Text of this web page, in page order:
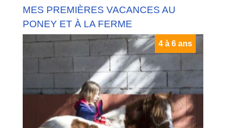
MES PREMIÈRES VACANCES AU
PONEY ET À LA FERME
4 à 6 ans